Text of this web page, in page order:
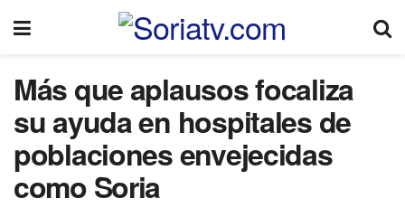
Más que aplausos focaliza
su ayuda en hospitales de
poblaciones envejecidas
como Soria